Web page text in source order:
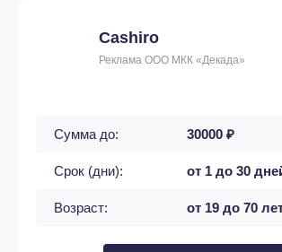
Cashiro
Реклама ООО МКК «Декада»
Сумма до: 30000 ₽
Срок (дни): от 1 до 30
Возраст: от 19 до 70